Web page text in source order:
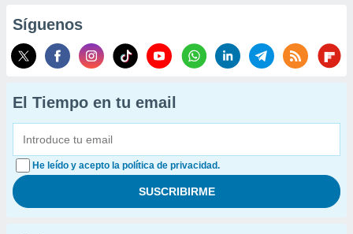
Síguenos
El Tiempo en tu email
He leído y acepto la política de privacidad.